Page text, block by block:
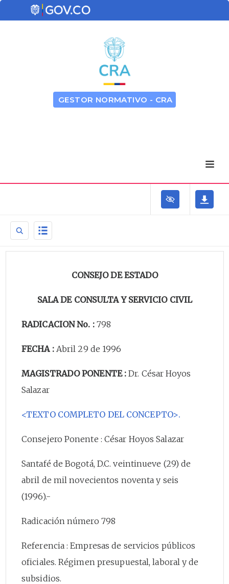
GESTOR NORMATIVO - CRA
CONSEJO DE ESTADO
SALA DE CONSULTA Y SERVICIO CIVIL
RADICACION No. :798
FECHA :Abril 29 de 1996
MAGISTRADO PONENTE : Dr. César Hoyos
Salazar
<TEXTO COMPLETO DEL CONCEPTO>.
Consejero Ponente : César Hoyos Salazar
Santafé de Bogotá, D.C. veintinueve (29) de
abril de mil novecientos noventa y seis
(1996).-
Radicación número 798
Referencia : Empresas de servicios públicos
oficiales. Régimen presupuestal, laboral y de
subsidios.